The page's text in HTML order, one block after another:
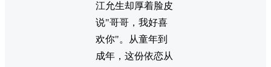
江允生却厚着脸皮
说"哥哥，我好喜
欢你"。从童年到
成年，这份依恋从